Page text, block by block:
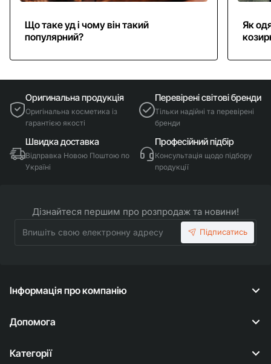
Що таке уд і чому він такий
популярний?
Як
Оригинальна продукція
Оригінальна косметика із
гарантією якості
Перевірені світові бренди
Тільки надійні та перевірені
бренди
Швидка доставка
Відправка Новою Поштою по
Україні
Професійний підбір
Консультація щодо підбору
продукції
Дізнайтеся першим про розпродаж та новини!
свою
Підписатись
Інформація про компанію
Допомога
Категорії